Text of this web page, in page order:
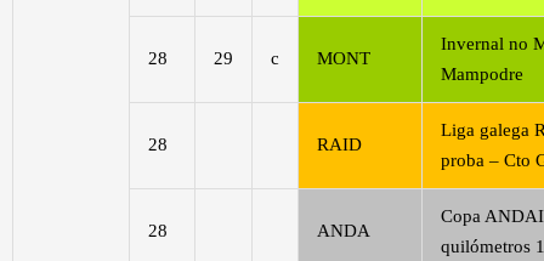
28 29 c MONT
Invernal no
Mampodre
28 RAID
Liga galega
proba – Cto
28 ANDA
Copa
quilómetros